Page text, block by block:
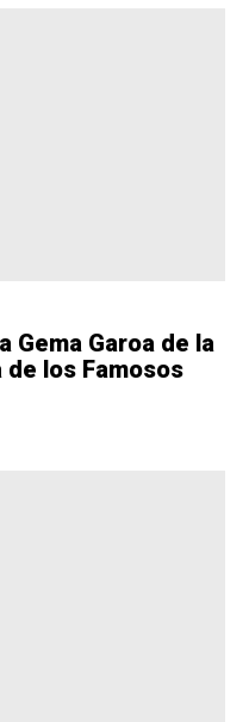
Gema Garoa de la
de los Famosos